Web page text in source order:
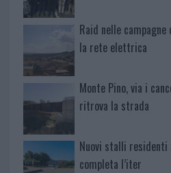
Raid nelle
la rete elettrica
Monte Pino, via i
ritrova la strada
Nuovi stalli residenti
completa l’iter